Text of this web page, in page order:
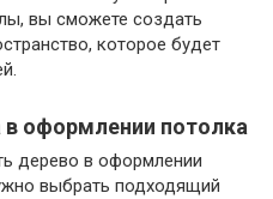
вы сможете создать
которое будет
в оформлении потолка
дерево в оформлении
выбрать подходящий